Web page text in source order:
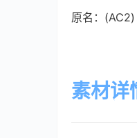
原名：(AC2)
素材详